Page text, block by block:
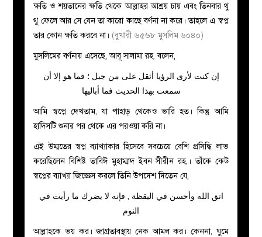
ক্ষতি ও শয়তানের ক্ষতি থেকে আল্লাহর আশ্রয় চায় এবং তিনবার থু
থু ফেলে আর সে যেন তা কারো কাছে বর্ণনা না করে। তাহলে এ স্বপ্ন
তার কোন ক্ষতি করবে না। (বুখারী ৬৫৬৮ মুসলিম ৬০৪০)
মুসলিমের বর্ণনায় এসেছে, আবূ সালামা রহ. বলেন,
إن كنت لأرى الرؤيا أثقل على من جبل ؛ فما هو إلا أن
سمعت بهذا الحديث فما أباليها
আমি স্বপ্নে দেখতাম, যা পাহাড় থেকেও ভারি হত। কিন্তু আমি
হাদিসটি শুনার পর থেকে এর পরওয়া করি না।
এই উম্মতের স্বপ্ন ব্যাখ্যাকার হিসেবে সবচেয়ে বেশি প্রসিদ্ধি লাভ
করেছিলেন বিশিষ্ট তাবিঈ মুহাম্মাদ ইবন সীরীন রহ.। তাঁকে কেউ
স্বপ্নের ব্যাখ্যা জিজ্ঞেস করলে তিনি উপদেশ দিতেন যে,
اتق الله وأحسن في اليقظة , فإنه لا يضرك ما رأيت في
النوم
আল্লাহকে ভয় কর। জাগ্রতাবস্থায় নেক আমল কর। কেননা, ঘুমে